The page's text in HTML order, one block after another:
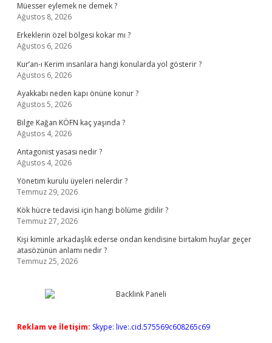
Müesser eylemek ne demek ?
Ağustos 8, 2026
Erkeklerin özel bölgesi kokar mı ?
Ağustos 6, 2026
Kur’an-ı Kerim insanlara hangi konularda yol gösterir ?
Ağustos 6, 2026
Ayakkabı neden kapı önüne konur ?
Ağustos 5, 2026
Bilge Kağan KÖFN kaç yaşında ?
Ağustos 4, 2026
Antagonist yasası nedir ?
Ağustos 4, 2026
Yönetim kurulu üyeleri nelerdir ?
Temmuz 29, 2026
Kök hücre tedavisi için hangi bölüme gidilir ?
Temmuz 27, 2026
Kişi kiminle arkadaşlık ederse ondan kendisine birtakım huylar geçer
atasözünün anlamı nedir ?
Temmuz 25, 2026
Reklam ve İletişim: Skype: live:.cid.575569c608265c69